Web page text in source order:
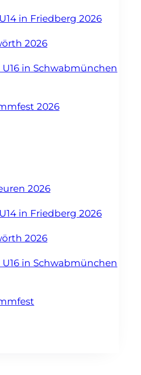
in Friedberg 2026
2026
in Schwabmünchen
2026
2026
in Friedberg 2026
2026
in Schwabmünchen